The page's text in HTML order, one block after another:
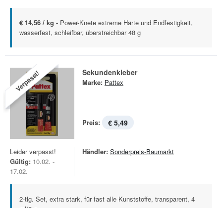
€ 14,56 / kg - Power-Knete extreme Härte und Endfestigkeit,
wasserfest, schleifbar, überstreichbar 48 g
Verpasst! Sekundenkleber
Marke: Pattex
Preis: € 5,49
Leider verpasst!
Gültig: 10.02. -
17.02.
Händler: Sonderpreis-Baumarkt
2-tlg. Set, extra stark, für fast alle Kunststoffe, transparent, 4